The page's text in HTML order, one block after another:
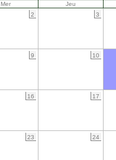
Mer Jeu
2 3
9 10
16 17
23 24